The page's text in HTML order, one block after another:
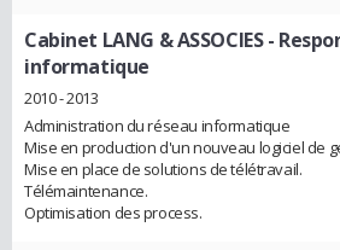
Cabinet LANG & ASSOCIES-
informatique
2010 - 2013
Administration du réseau informatique
Mise en production d'un nouveau logiciel de
Mise en place de solutions de télétravail.
Télémaintenance.
Optimisation des process.